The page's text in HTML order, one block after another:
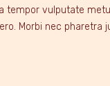
vulputate
Morbi nec